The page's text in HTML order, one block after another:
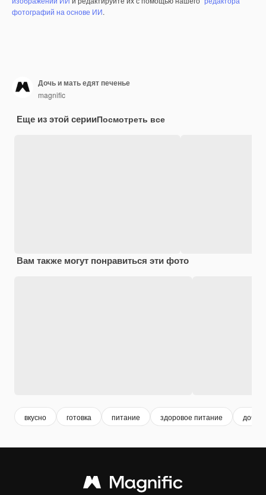
фотографий на основе ИИ.
Дочь и мать едят печенье
magnific
Еще из этой серииПосмотреть все
Вам также могут понравиться эти фото
вкусно готовка питание здоровое питание дочь